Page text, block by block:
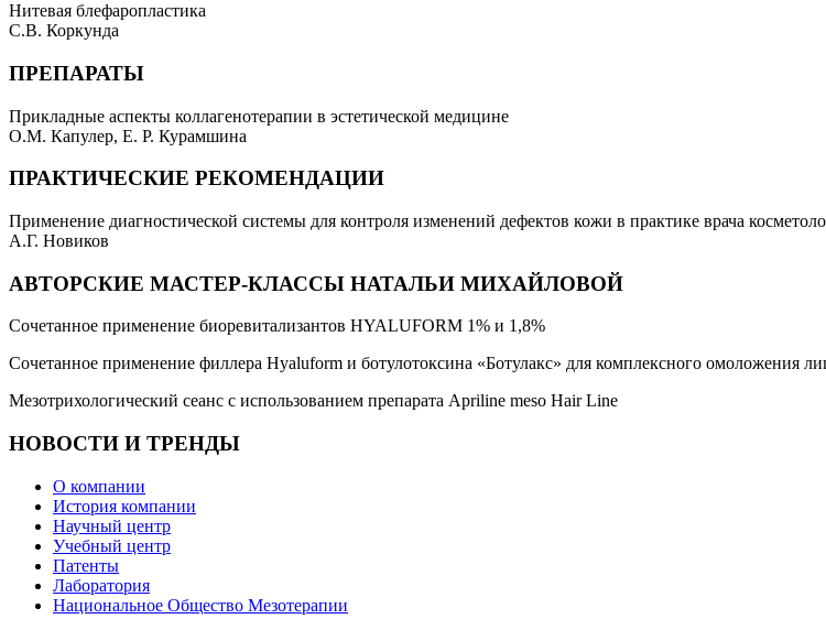
Нитевая блефаропластика
С.В. Коркунда
ПРЕПАРАТЫ
Прикладные аспекты коллагенотерапии в эстетической медицине
О.М. Капулер, Е. Р. Курамшина
ПРАКТИЧЕСКИЕ РЕКОМЕНДАЦИИ
Применение диагностической системы для контроля изменений дефектов кожи в практике врача
А.Г. Новиков
АВТОРСКИЕ МАСТЕР-КЛАССЫ НАТАЛЬИ МИХАЙЛОВОЙ
Сочетанное применение биоревитализантов HYALUFORM 1% и 1,8%
Сочетанное применение филлера Hyaluform и ботулотоксина «Ботулакс» для комплексного омоложения
Мезотрихологический сеанс с использованием препарата Apriline meso Hair Line
НОВОСТИ И ТРЕНДЫ
О компании
История компании
Научный центр
Учебный центр
Патенты
Лаборатория
Национальное Общество Мезотерапии